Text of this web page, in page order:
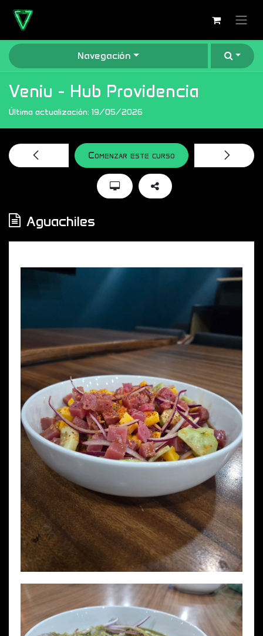
Navegación
Veniu - Hub Providencia
Última actualización: 19/05/2026
Aguachiles
Comenzar este curso